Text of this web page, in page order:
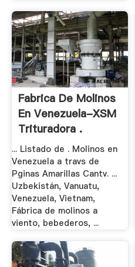
Fabrica De Molinos
En Venezuela-XSM
Trituradora .
... Listado de . Molinos en
Venezuela a travs de
Pginas Amarillas Cantv. ...
Uzbekistán, Vanuatu,
Venezuela, Vietnam,
Fábrica de molinos a
viento, bebederos, ...